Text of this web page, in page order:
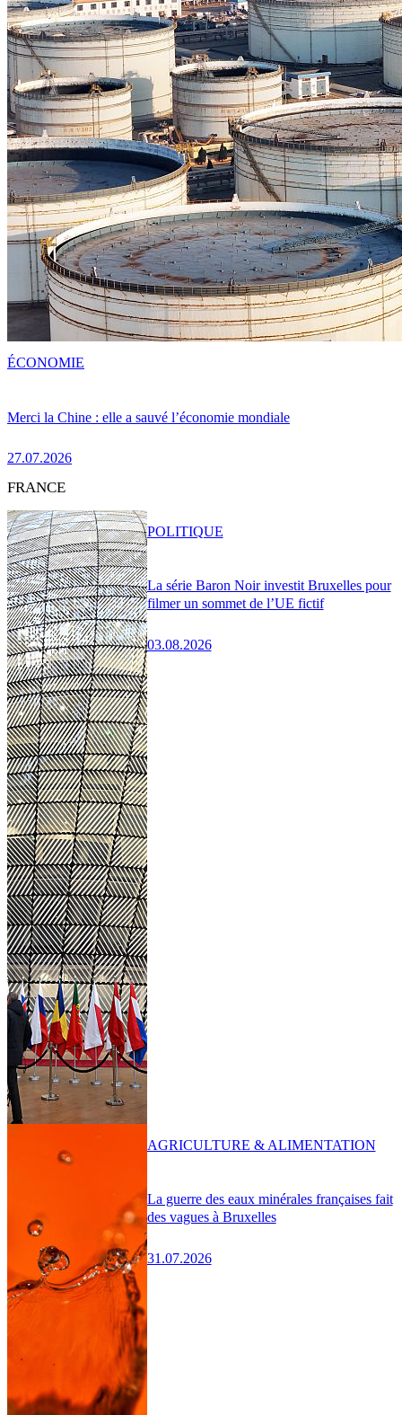
Merci la Chine : elle a sauvé l’économie mondiale
27.07.2026
ÉCONOMIE
FRANCE
La série Baron Noir investit Bruxelles pour
filmer un sommet de l’UE fictif
03.08.2026
POLITIQUE
La guerre des eaux minérales françaises fait
des vagues à Bruxelles
31.07.2026
AGRICULTURE & ALIMENTATION